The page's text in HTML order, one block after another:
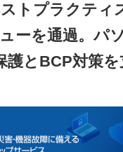
トプラクティ
ーを通過。パ
護とBCP対策を